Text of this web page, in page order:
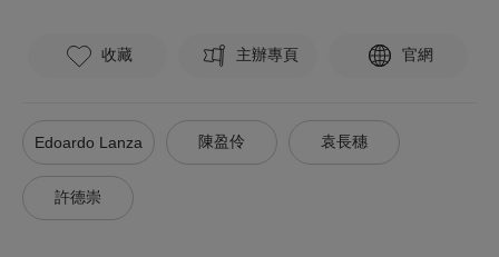
收藏 主辦專頁 官網
Edoardo Lanza 陳盈伶 袁長穗
許德崇